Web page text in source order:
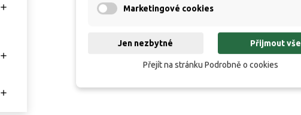



Marketingové cookies
Jen nezbytné Přijmout vše
Přejít na stránku Podrobně o cookies